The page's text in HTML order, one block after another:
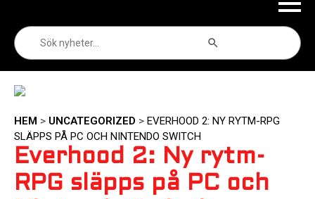
efter:
HEM > UNCATEGORIZED > EVERHOOD 2: NY RYTM-RPG
SLÄPPS PÅ PC OCH NINTENDO SWITCH
Everhood 2: Ny rytm-
RPG släpps på PC och